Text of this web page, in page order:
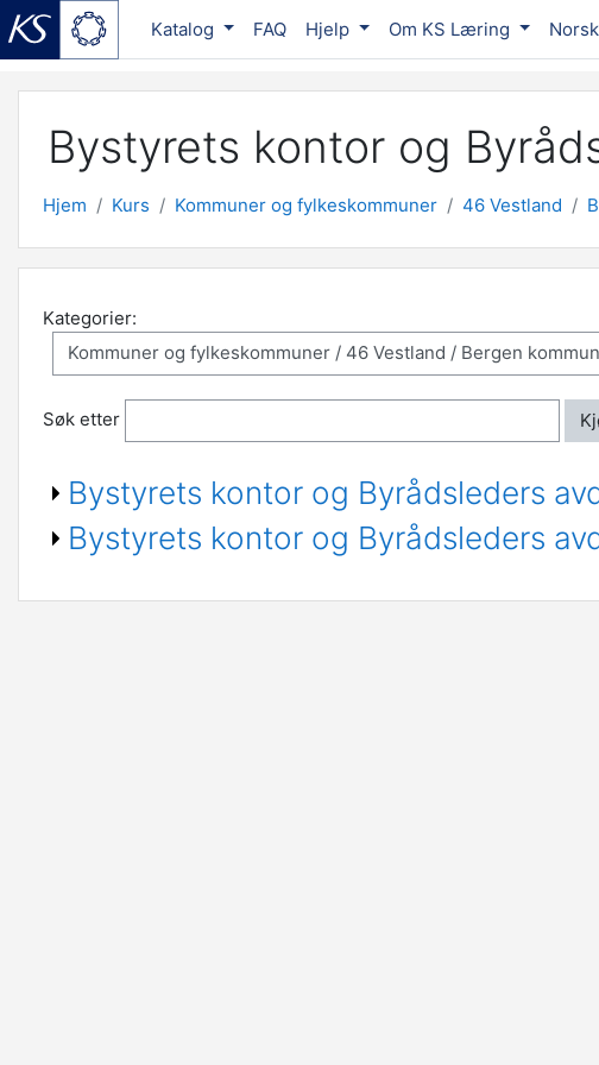
Katalog FAQ Hjelp Om KS Læring
Bystyrets kontor og
Hjem Kurs Kommuner og fylkeskommuner 46 Vestland
Kategorier:
Søk etter
Bystyrets kontor og Byrådsleders
Bystyrets kontor og Byrådsleders